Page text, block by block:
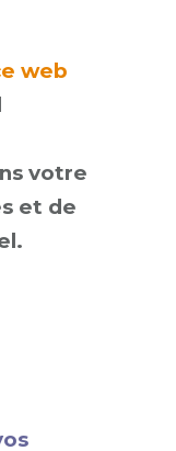
web
votre
et de